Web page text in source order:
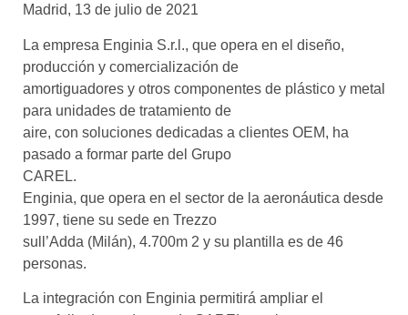
Madrid, 13 de julio de 2021
La empresa Enginia S.r.l., que opera en el diseño,
producción y comercialización de
amortiguadores y otros componentes de plástico y metal
para unidades de tratamiento de
aire, con soluciones dedicadas a clientes OEM, ha
pasado a formar parte del Grupo
CAREL.
Enginia, que opera en el sector de la aeronáutica desde
1997, tiene su sede en Trezzo
sull’Adda (Milán), 4.700m 2 y su plantilla es de 46
personas.
La integración con Enginia permitirá ampliar el